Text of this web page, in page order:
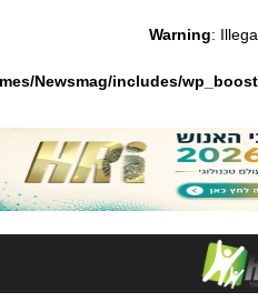
content/themes/Newsmag/
חדשות